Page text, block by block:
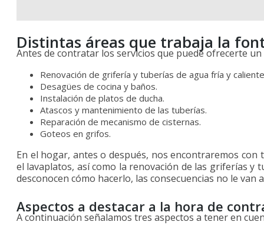
Distintas áreas que trabaja la
Antes de contratar los servicios que puede ofrecerte
Renovación de grifería y tuberías de agua fría y caliente
Desagües de cocina y baños.
Instalación de platos de ducha.
Atascos y mantenimiento de las tuberías.
Reparación de mecanismo de cisternas.
Goteos en grifos.
En el hogar, antes o después, nos encontraremos
el lavaplatos, así como la renovación de las griferías y
desconocen cómo hacerlo, las consecuencias no le van
Aspectos a destacar a la hora de
A continuación señalamos tres aspectos a tener en